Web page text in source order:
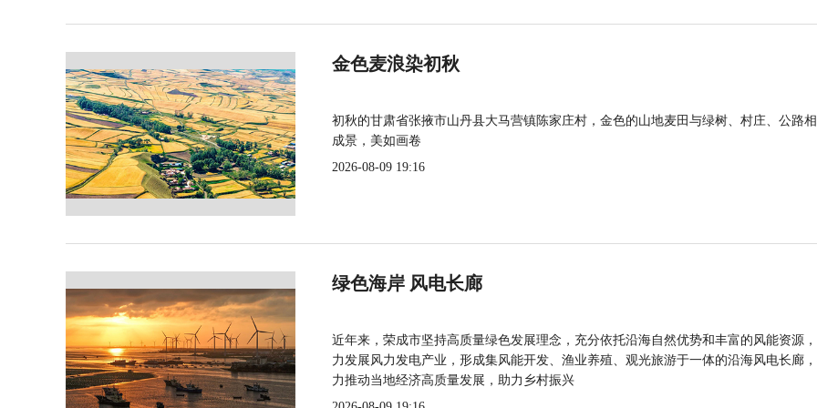
金色麦浪染初秋
初秋的甘肃省张掖市山丹县大马营镇陈家庄村，金色的山地麦田与绿树、村庄、公路
成景，美如画卷
2026-08-09 19:16
绿色海岸 风电长廊
近年来，荣成市坚持高质量绿色发展理念，充分依托沿海自然优势和丰富的风能资源
力发展风力发电产业，形成集风能开发、渔业养殖、观光旅游于一体的沿海风电长廊
力推动当地经济高质量发展，助力乡村振兴